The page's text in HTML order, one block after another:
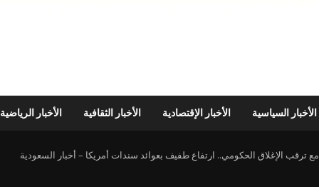
الأخبار السياسية الأخبار الإقتصادية الأخبار الثقافية الأخبار الرياضية
مع ترقب الإغلاق الحكومي.. ارتفاع طفيف بعوائد سندات أمريكا – أخبار السعودية